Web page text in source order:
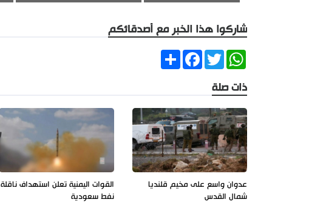
شاركوا هذا الخبر مع أصدقائكم
ShareFacebookTwitter
WhatsApp
ذات صلة
عدوان واسع على مخيم قلنديا
شمال القدس
القوات اليمنية تعلن استهداف ناقلة
نفط سعودية